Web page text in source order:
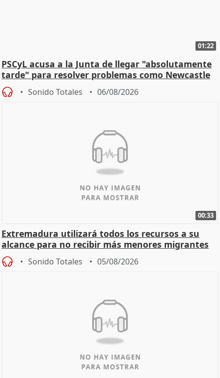
01:22
PSCyL acusa a la Junta de llegar "absolutamente
tarde" para resolver problemas como Newcastle
Sonido Totales 06/08/2026
00:33
Extremadura utilizará todos los recursos a su
alcance para no recibir más menores migrantes
Sonido Totales 05/08/2026